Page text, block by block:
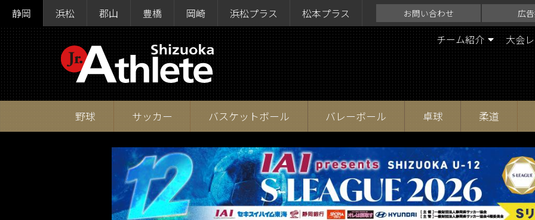
静岡 浜松 郡山 豊橋 岡崎 浜松プラス 松本プラス お問い合わせ 広
チーム紹介 大会
野球 サッカー バスケットボール バレーボール 卓球 柔道